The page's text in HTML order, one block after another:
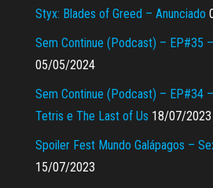
Styx: Blades of Greed – Anunciado
Sem Continue (Podcast) – EP#35
05/05/2024
Sem Continue (Podcast) – EP#34
Tetris e The Last of Us 18/07/2023
Spoiler Fest Mundo Galápagos –
15/07/2023